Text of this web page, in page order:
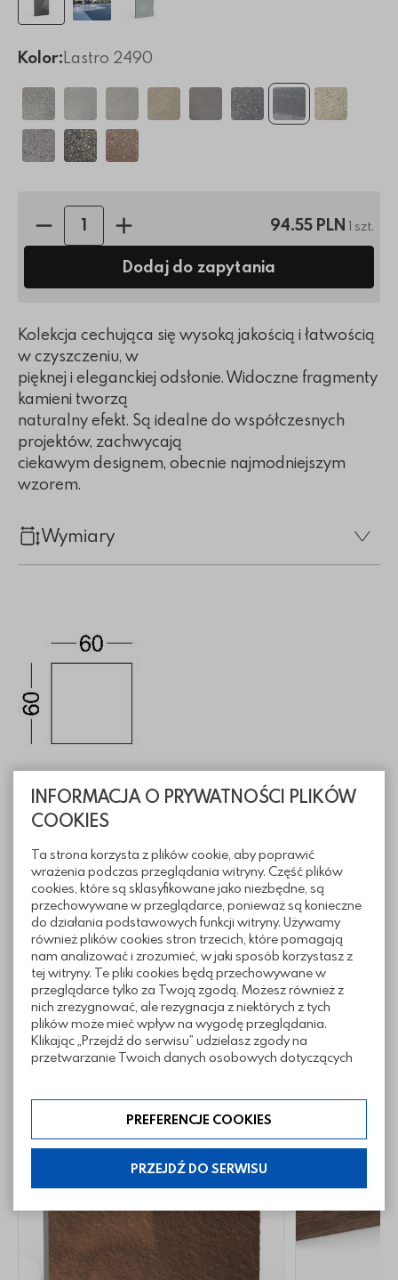
INFORMACJA O PRYWATNOŚCI PLIKÓW
COOKIES
Ta strona korzysta z plików cookie, aby poprawić
wrażenia podczas przeglądania witryny. Część plików
cookies, które są sklasyfikowane jako niezbędne, są
przechowywane w przeglądarce, ponieważ są konieczne
do działania podstawowych funkcji witryny. Używamy
również plików cookies stron trzecich, które pomagają
nam analizować i zrozumieć, w jaki sposób korzystasz z
tej witryny. Te pliki cookies będą przechowywane w
przeglądarce tylko za Twoją zgodą. Możesz również z
nich zrezygnować, ale rezygnacja z niektórych z tych
plików może mieć wpływ na wygodę przeglądania.
Klikając „Przejdź do serwisu” udzielasz zgody na
przetwarzanie Twoich danych osobowych dotyczących
zakres klikając w „Preferencje cookies”. W każdej chwili
możesz modyfikować udzielone zgody w zakładce:
informacje i regulaminy — ustawienia cookies.
PREFERENCJE COOKIES
PRZEJDŹ DO SERWISU
Kolor:Lastro 2490
Ilość sztuk: 94.55 PLN 1 szt.
Dodaj do zapytania
Kolekcja cechująca się wysoką jakością i łatwością
w czyszczeniu, w
pięknej i eleganckiej odsłonie. Widoczne fragmenty
kamieni tworzą
naturalny efekt. Są idealne do współczesnych
projektów, zachwycają
ciekawym designem, obecnie najmodniejszym
wzorem.
Wymiary
Informacje techniczne
Pliki do pobrania
Inne z tej kategorii